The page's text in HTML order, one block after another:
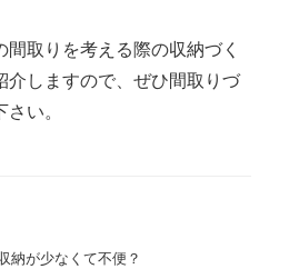
取りを考える際の収納づく
介しますので、ぜひ間取りづ
い。
納が少なくて不便？